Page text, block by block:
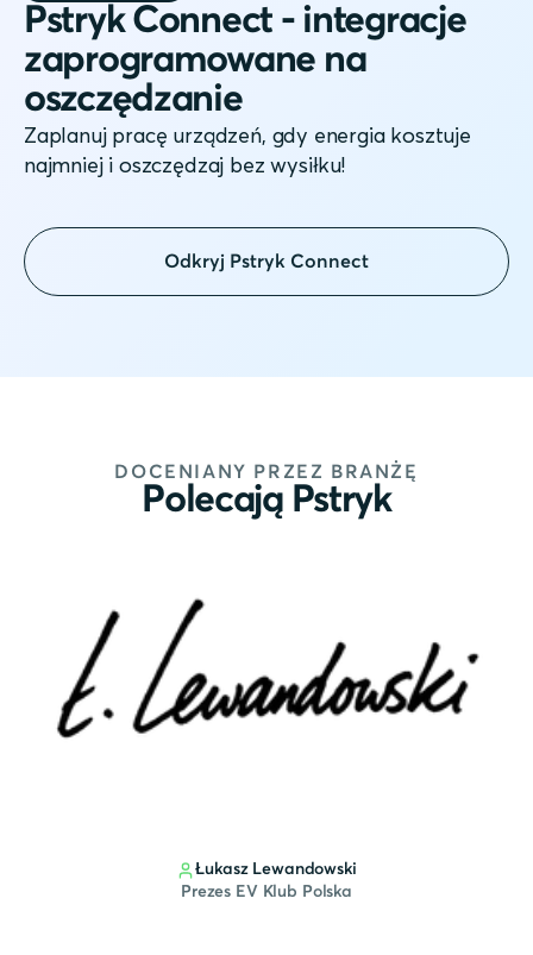
Pstryk Connect - integracje
zaprogramowane na
oszczędzanie
Zaplanuj pracę urządzeń, gdy energia kosztuje
najmniej i oszczędzaj bez wysiłku!
Odkryj Pstryk Connect
DOCENIANY PRZEZ BRANŻĘ
Polecają Pstryk
Łukasz Lewandowski
Prezes EV Klub Polska